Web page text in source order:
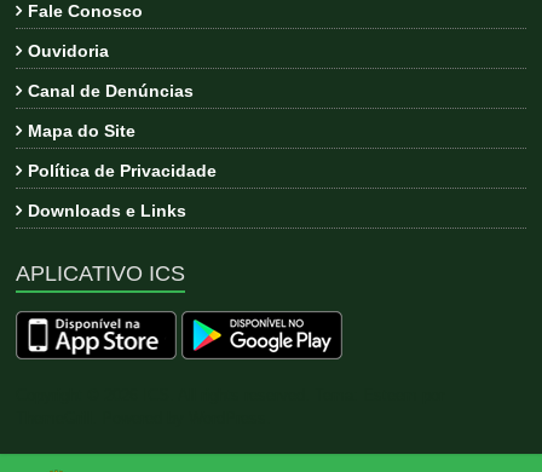
Fale Conosco
Ouvidoria
Canal de Denúncias
Mapa do Site
Política de Privacidade
Downloads e Links
APLICATIVO ICS